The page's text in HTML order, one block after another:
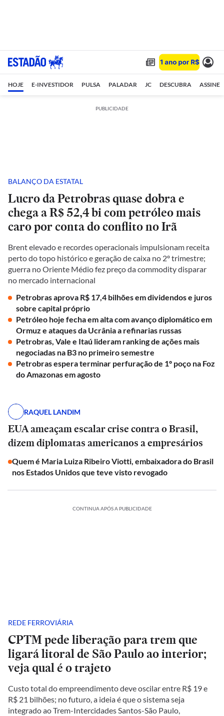
HOJE E-INVESTIDOR PULSA PALADAR JC DESCUBRA ASSINE
PUBLICIDADE
BALANÇO DA ESTATAL
Lucro da Petrobras quase dobra e
chega a R$ 52,4 bi com petróleo mais
caro por conta do conflito no Irã
Brent elevado e recordes operacionais impulsionam receita
perto do topo histórico e geração de caixa no 2º trimestre;
guerra no Oriente Médio fez preço da commodity disparar
no mercado internacional
Petrobras aprova R$ 17,4 bilhões em dividendos e juros
sobre capital próprio
Petróleo hoje fecha em alta com avanço diplomático em
Ormuz e ataques da Ucrânia a refinarias russas
Petrobras, Vale e Itaú lideram ranking de ações mais
negociadas na B3 no primeiro semestre
Petrobras espera terminar perfuração de 1º poço na Foz
do Amazonas em agosto
RAQUEL LANDIM
EUA ameaçam escalar crise contra o Brasil,
dizem diplomatas americanos a empresários
Quem é Maria Luiza Ribeiro Viotti, embaixadora do Brasil
nos Estados Unidos que teve visto revogado
CONTINUA APÓS A PUBLICIDADE
REDE FERROVIÁRIA
CPTM pede liberação para trem que
ligará litoral de São Paulo ao interior;
veja qual é o trajeto
Custo total do empreendimento deve oscilar entre R$ 19 e
R$ 21 bilhões; no futuro, a ideia é que o sistema seja
integrado ao Trem-Intercidades Santos-São Paulo,